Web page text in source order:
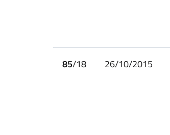
85/18 26/10/2015